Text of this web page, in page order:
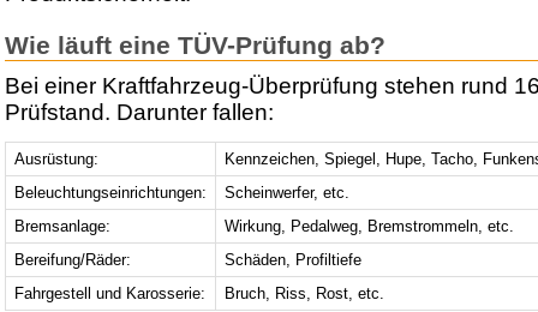
Wie läuft eine TÜV-Prüfung ab?
Bei einer Kraftfahrzeug-Überprüfung stehen rund
Prüfstand. Darunter fallen:
Ausrüstung:
Kennzeichen, Spiegel, Hupe, Tacho,
Beleuchtungseinrichtungen:
Scheinwerfer, etc.
Bremsanlage:
Wirkung, Pedalweg, Bremstrommeln, etc.
Bereifung/Räder:
Schäden, Profiltiefe
Fahrgestell und Karosserie:
Bruch, Riss, Rost, etc.